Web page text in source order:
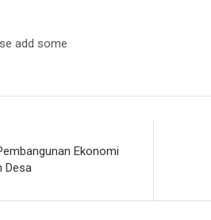
add some
Ekonomi
Desa